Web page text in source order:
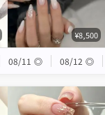
¥8,500
08/11 ◎ 08/12 ◎